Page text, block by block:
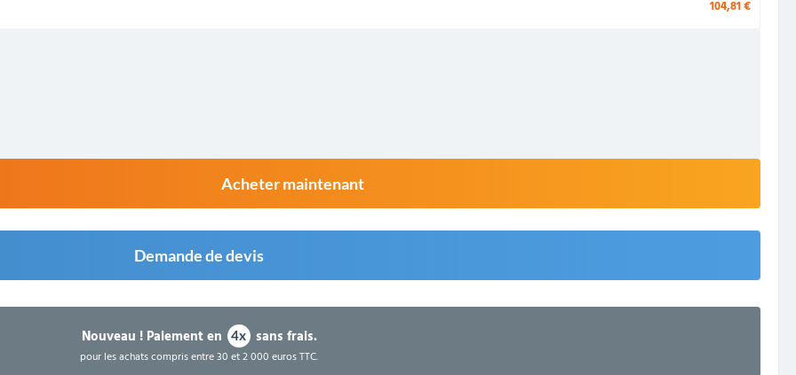
104,81 €
Acheter maintenant
Demande de devis
Nouveau !Paiement en 4x sans frais.
pour les achats compris entre 30 et 2 000 euros TTC.